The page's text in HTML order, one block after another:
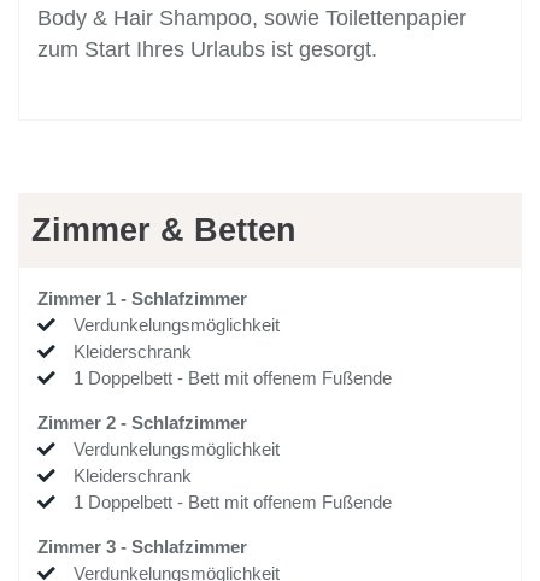
Body & Hair Shampoo, sowie Toilettenpapier
zum Start Ihres Urlaubs ist gesorgt.
Zimmer & Betten
Zimmer 1 - Schlafzimmer
Verdunkelungsmöglichkeit
Kleiderschrank
1
Doppelbett - Bett mit offenem Fußende
Zimmer 2 - Schlafzimmer
Verdunkelungsmöglichkeit
Kleiderschrank
1
Doppelbett - Bett mit offenem Fußende
Zimmer 3 - Schlafzimmer
Verdunkelungsmöglichkeit